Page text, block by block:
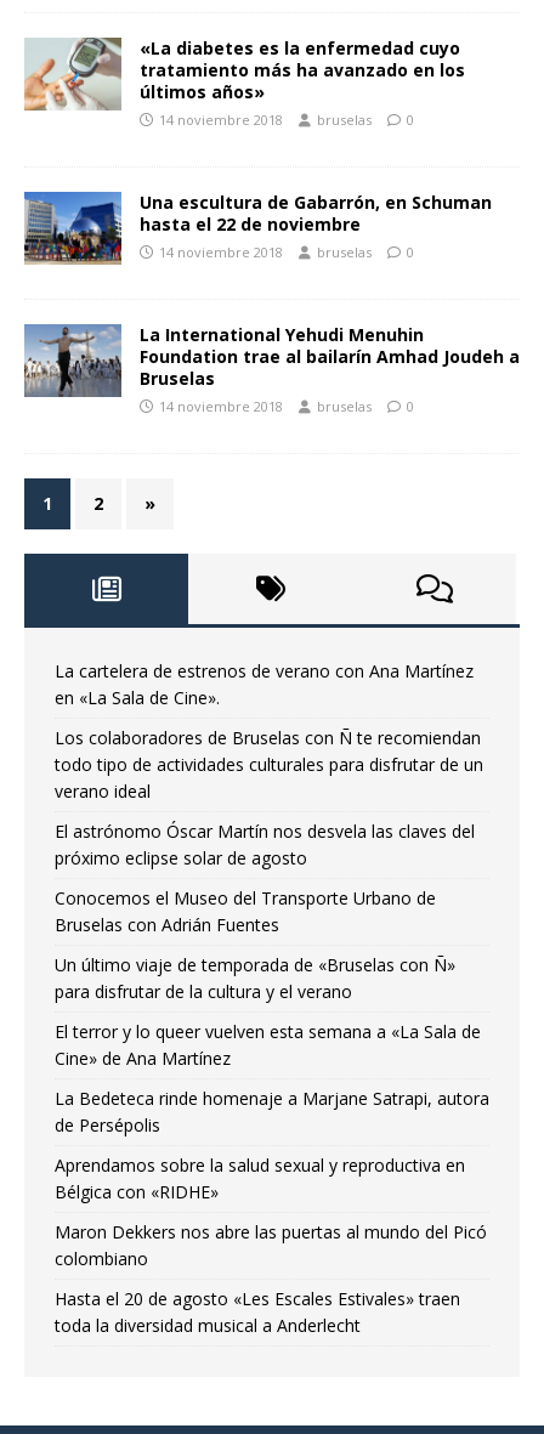
«La diabetes es la enfermedad cuyo
tratamiento más ha avanzado en los
últimos años»
14 noviembre 2018 bruselas 0
Una escultura de Gabarrón, en Schuman
hasta el 22 de noviembre
14 noviembre 2018 bruselas 0
La International Yehudi Menuhin
Foundation trae al bailarín Amhad Joudeh a
Bruselas
14 noviembre 2018 bruselas 0
1 2 »
La cartelera de estrenos de verano con Ana Martínez
en «La Sala de Cine».
Los colaboradores de Bruselas con Ñ te recomiendan
todo tipo de actividades culturales para disfrutar de un
verano ideal
El astrónomo Óscar Martín nos desvela las claves del
próximo eclipse solar de agosto
Conocemos el Museo del Transporte Urbano de
Bruselas con Adrián Fuentes
Un último viaje de temporada de «Bruselas con Ñ»
para disfrutar de la cultura y el verano
El terror y lo queer vuelven esta semana a «La Sala de
Cine» de Ana Martínez
La Bedeteca rinde homenaje a Marjane Satrapi, autora
de Persépolis
Aprendamos sobre la salud sexual y reproductiva en
Bélgica con «RIDHE»
Maron Dekkers nos abre las puertas al mundo del Picó
colombiano
Hasta el 20 de agosto «Les Escales Estivales» traen
toda la diversidad musical a Anderlecht